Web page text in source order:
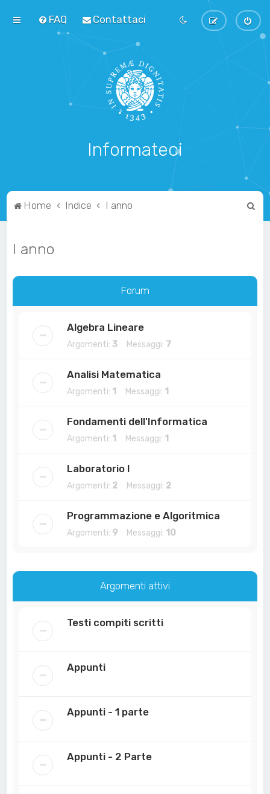
FAQ Contattaci
Informateci
Home Indice I anno
I anno
Forum
Algebra Lineare
Argomenti: 3 Messaggi: 7
Analisi Matematica
Argomenti: 1 Messaggi: 1
Fondamenti dell'Informatica
Argomenti: 1 Messaggi: 1
Laboratorio I
Argomenti: 2 Messaggi: 2
Programmazione e Algoritmica
Argomenti: 9 Messaggi: 10
Argomenti attivi
Testi compiti scritti
Appunti
Appunti - 1 parte
Appunti - 2 Parte